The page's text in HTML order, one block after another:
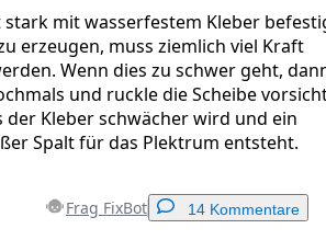
stark mit wasserfestem Kleber
erzeugen, muss ziemlich viel Kraft
Wenn dies zu schwer geht,
und ruckle die Scheibe
der Kleber schwächer wird und ein
Spalt für das Plektrum entsteht.
Frag FixBot 14 Kommentare